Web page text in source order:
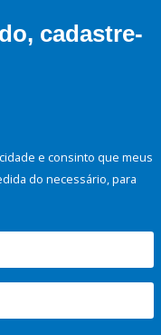
cadastre-
e consinto que meus
do necessário, para